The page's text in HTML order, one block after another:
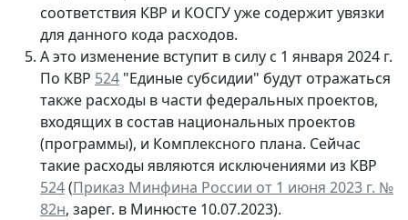
соответствия КВР и КОСГУ уже содержит увязки
для данного кода расходов.
А это изменение вступит в силу с 1 января 2024 г.
По КВР 524 "Единые субсидии" будут отражаться
также расходы в части федеральных проектов,
входящих в состав национальных проектов
(программы), и Комплексного плана. Сейчас
такие расходы являются исключениями из КВР
524(Приказ Минфина России от 1 июня 2023 г. №
82н, зарег. в Минюсте 10.07.2023).